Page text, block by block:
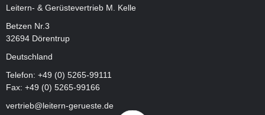
Leitern- & Gerüstevertrieb M. Kelle
Betzen Nr.3
32694 Dörentrup
Deutschland
Telefon: +49 (0) 5265-99111
Fax: +49 (0) 5265-99166
vertrieb@leitern-gerueste.de